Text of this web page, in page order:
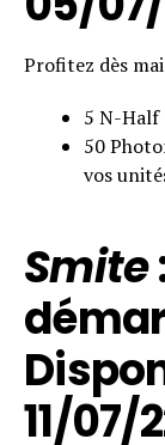
Profitez dès
5 N-Half
50
vos
Smite
11/07/